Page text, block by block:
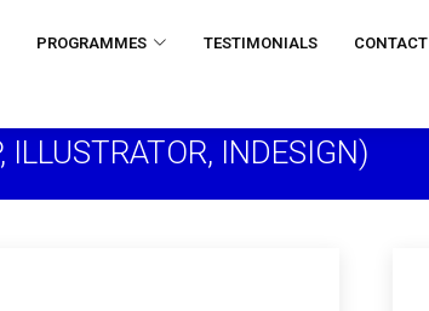
PROGRAMMES TESTIMONIALS CONTACT
INDESIGN)